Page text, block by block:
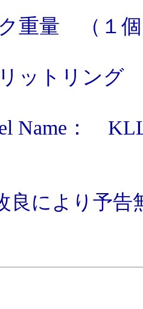
重量 （１
ットリング
Name：
良により予告